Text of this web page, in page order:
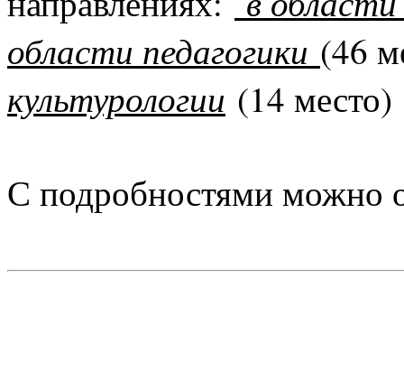
области педагогики (46
культурологии (14 место)
С подробностями можно